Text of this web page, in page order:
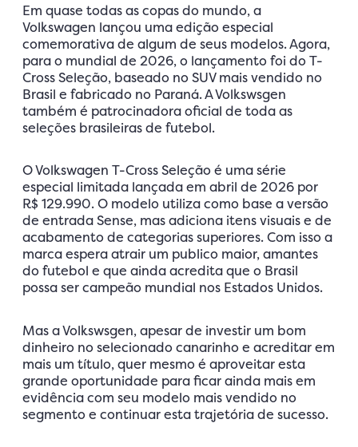
Em quase todas as copas do mundo, a
Volkswagen lançou uma edição especial
comemorativa de algum de seus modelos. Agora,
para o mundial de 2026, o lançamento foi do T-
Cross Seleção, baseado no SUV mais vendido no
Brasil e fabricado no Paraná. A Volkswsgen
também é patrocinadora oficial de toda as
seleções brasileiras de futebol.
O Volkswagen T-Cross Seleção é uma série
especial limitada lançada em abril de 2026 por
R$ 129.990. O modelo utiliza como base a versão
de entrada Sense, mas adiciona itens visuais e de
acabamento de categorias superiores. Com isso a
marca espera atrair um publico maior, amantes
do futebol e que ainda acredita que o Brasil
possa ser campeão mundial nos Estados Unidos.
Mas a Volkswsgen, apesar de investir um bom
dinheiro no selecionado canarinho e acreditar em
mais um título, quer mesmo é aproveitar esta
grande oportunidade para ficar ainda mais em
evidência com seu modelo mais vendido no
segmento e continuar esta trajetória de sucesso.